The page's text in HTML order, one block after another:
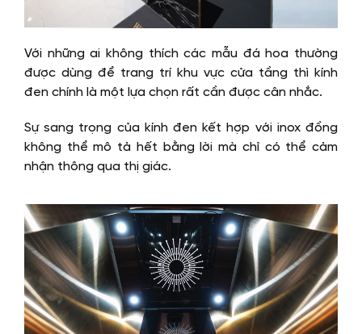
Với những ai không thích các mẫu đá hoa thường
được dùng để trang trí khu vực cửa tầng thì kính
đen chính là một lựa chọn rất cần được cân nhắc.
Sự sang trọng của kính đen kết hợp với inox đồng
không thể mô tả hết bằng lời mà chỉ có thể cảm
nhận thông qua thị giác.